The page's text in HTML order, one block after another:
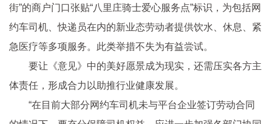
街”的商户门口张贴“八里庄骑士爱心服务点”标识，为包括网
约车司机、快递员在内的新业态劳动者提供饮水、休息、紧
急医疗等多项服务。此类举措不失为有益尝试。
要让《意见》中的美好愿景成为现实，还需压实各方主
体责任，形成合力以助推行业健康发展。
“在目前大部分网约车司机未与平台企业签订劳动合同